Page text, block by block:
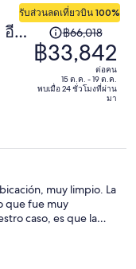
อีส
รับส่วนลดเที่ยวบิน 100%
ราคา
เดิม
฿66,018
อยู่
฿33,842
ต่อ
คน
฿66,018
฿33,842
ต่อคน
15 ต.ค. - 19 ต.ค.
พบเมื่อ 24 ชั่วโมงที่ผ่าน
มา
muy limpio. La
que fue muy
se ve más amplia y